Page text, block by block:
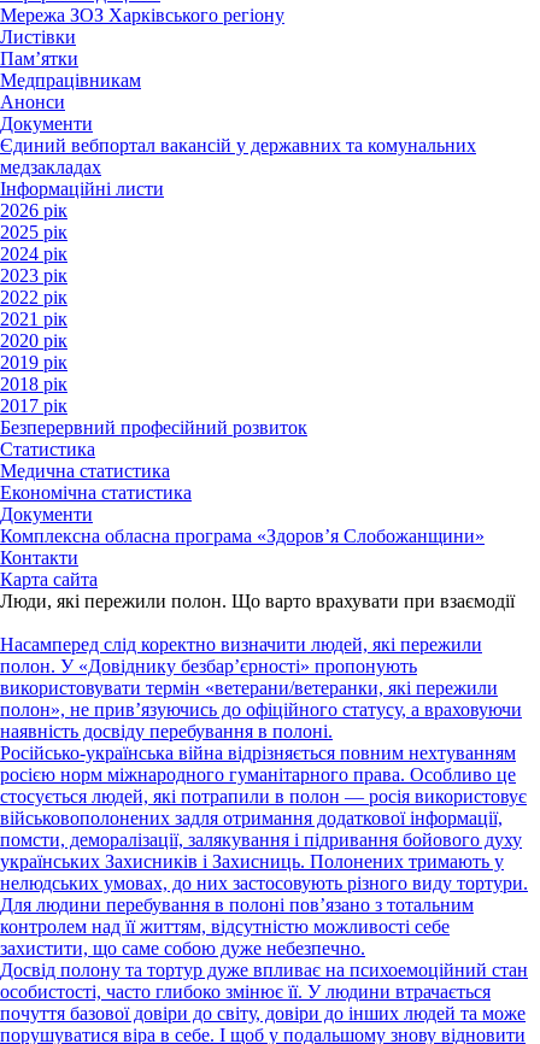
Мережа ЗОЗ Харківського регіону
Листівки
Пам’ятки
Медпрацівникам
Анонси
Документи
Єдиний вебпортал вакансій у державних та комунальних
медзакладах
Інформаційні листи
2026 рік
2025 рік
2024 рік
2023 рік
2022 рік
2021 рік
2020 рік
2019 рік
2018 рік
2017 рік
Безперервний професійний розвиток
Статистика
Медична статистика
Економічна статистика
Документи
Комплексна обласна програма «Здоров’я Слобожанщини»
Контакти
Карта сайта
Люди, які пережили полон. Що варто врахувати при взаємодії
Насамперед слід коректно визначити людей, які пережили
полон. У «Довіднику безбар’єрності» пропонують
використовувати термін «ветерани/ветеранки, які пережили
полон», не прив’язуючись до офіційного статусу, а враховуючи
наявність досвіду перебування в полоні.
Російсько-українська війна відрізняється повним нехтуванням
росією норм міжнародного гуманітарного права. Особливо це
стосується людей, які потрапили в полон — росія використовує
військовополонених задля отримання додаткової інформації,
помсти, деморалізації, залякування і підривання бойового духу
українських Захисників і Захисниць. Полонених тримають у
нелюдських умовах, до них застосовують різного виду тортури.
Для людини перебування в полоні пов’язано з тотальним
контролем над її життям, відсутністю можливості себе
захистити, що саме собою дуже небезпечно.
Досвід полону та тортур дуже впливає на психоемоційний стан
особистості, часто глибоко змінює її. У людини втрачається
почуття базової довіри до світу, довіри до інших людей та може
порушуватися віра в себе. І щоб у подальшому знову відновити